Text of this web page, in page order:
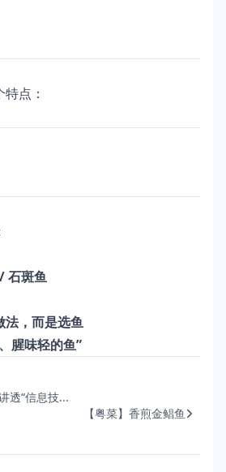
点：
石斑鱼
法，而是选鱼
腥味轻的鱼”
透“信息技...
【粤菜】香煎金鲳鱼